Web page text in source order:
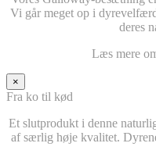
Vi går meget op i
deres
Læs mere
×
Fra ko til kød
Et slutprodukt i denne
af særlig høje kvalitet.